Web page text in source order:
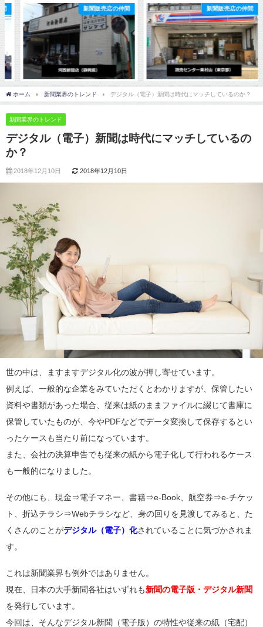
新聞販売店の仲間 新聞販売店の仲間
ホーム 新聞業界のトレンド デジタル（電子）新聞は時代にマッチしているのか？
新聞業界のトレンド
デジタル（電子）新聞は時代にマッチしているの
か？
2018年12月10日 2018年12月10日
世の中は、ますますデジタル化の波が押し寄せています。
例えば、一般的な企業をみていただくとわかりますが、保管したい
資料や書類があった場合、従来は紙のままファイルに綴じて書庫に
保管していたものが、今やPDFなどでデータ変換して保存するとい
ったケースも当たり前になっています。
また、会社の決算申告でも従来の紙から電子化して行われるケース
も一般的になりました。
その他にも、現金⇒電子マネー、書籍⇒e-Book、航空券⇒e-チケッ
ト、折込チラシ⇒Webチラシなど、身の回りを見渡してみると、た
くさんのことがデジタル（電子）化されていることに気づかされま
す。
これは新聞業界も例外ではありません。
現在、日本の大手新聞各社はいずれも 新聞の電子版・デジタル新聞
を発行しています。
今回は、そんなデジタル新聞（電子版）の特性や従来の紙（宅配）